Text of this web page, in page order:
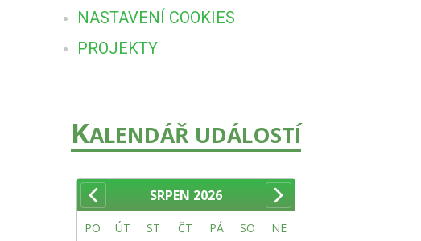
NASTAVENÍ COOKIES
PROJEKTY
KALENDÁŘ UDÁLOSTÍ
SRPEN 2026
PO ÚT ST ČT PÁ SO NE